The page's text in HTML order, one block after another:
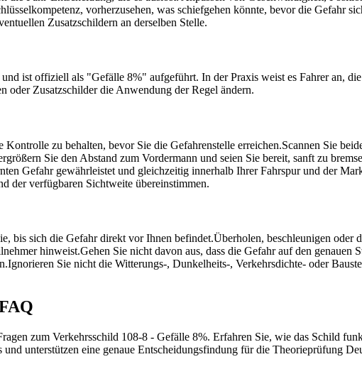
vorherzusehen, was schiefgehen könnte, bevor die Gefahr
Zusatzschildern an derselben Stelle.
ist offiziell als "Gefälle 8%" aufgeführt. In der Praxis weist es Fahrer an,
oder Zusatzschilder die Anwendung der Regel ändern.
zu behalten, bevor Sie die Gefahrenstelle erreichen.Scannen Sie
Sie den Abstand zum Vordermann und seien Sie bereit, sanft zu
Gefahr gewährleistet und gleichzeitig innerhalb Ihrer Fahrspur und der
der verfügbaren Sichtweite übereinstimmen.
bis sich die Gefahr direkt vor Ihnen befindet.Überholen, beschleunigen oder
hinweist.Gehen Sie nicht davon aus, dass die Gefahr auf den genauen
Ignorieren Sie nicht die Witterungs-, Dunkelheits-, Verkehrsdichte- oder
zum Verkehrsschild 108-8 - Gefälle 8%. Erfahren Sie, wie das Schild
unterstützen eine genaue Entscheidungsfindung für die Theorieprüfung